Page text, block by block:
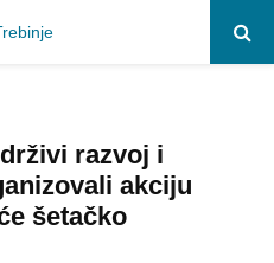
razvoj i
akciju
šetačko